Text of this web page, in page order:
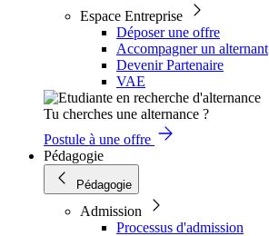
Espace Entreprise
Déposer une offre
Accompagner un alternant
Devenir Partenaire
VAE
Tu cherches une alternance ?
Postule à une offre
Pédagogie
Pédagogie
Admission
Processus d'admission